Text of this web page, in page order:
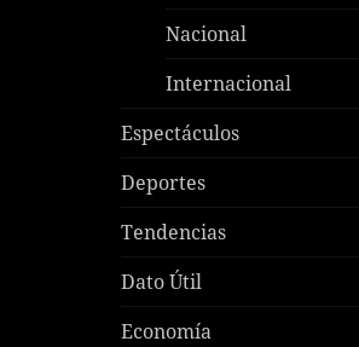
Nacional
Internacional
Espectáculos
Deportes
Tendencias
Dato Útil
Economía